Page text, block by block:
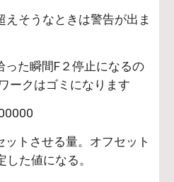
そうなときは警告が出ま
た瞬間F２停止になるの
ークはゴミになります
トさせる量。オフセット
した値になる。